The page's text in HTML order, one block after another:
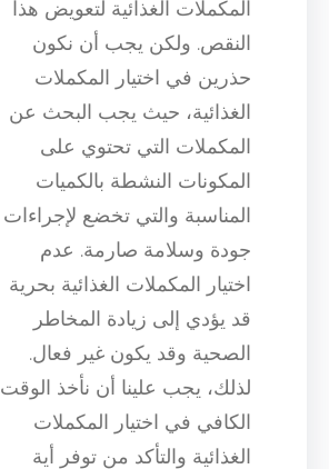
المكملات الغذائية لتعويض هذا
النقص. ولكن يجب أن نكون
حذرين في اختيار المكملات
الغذائية، حيث يجب البحث عن
المكملات التي تحتوي على
المكونات النشطة بالكميات
المناسبة والتي تخضع لإجراءات
جودة وسلامة صارمة. عدم
اختيار المكملات الغذائية بحرية
قد يؤدي إلى زيادة المخاطر
الصحية وقد يكون غير فعال.
لذلك، يجب علينا أن نأخذ الوقت
الكافي في اختيار المكملات
الغذائية والتأكد من توفر أية